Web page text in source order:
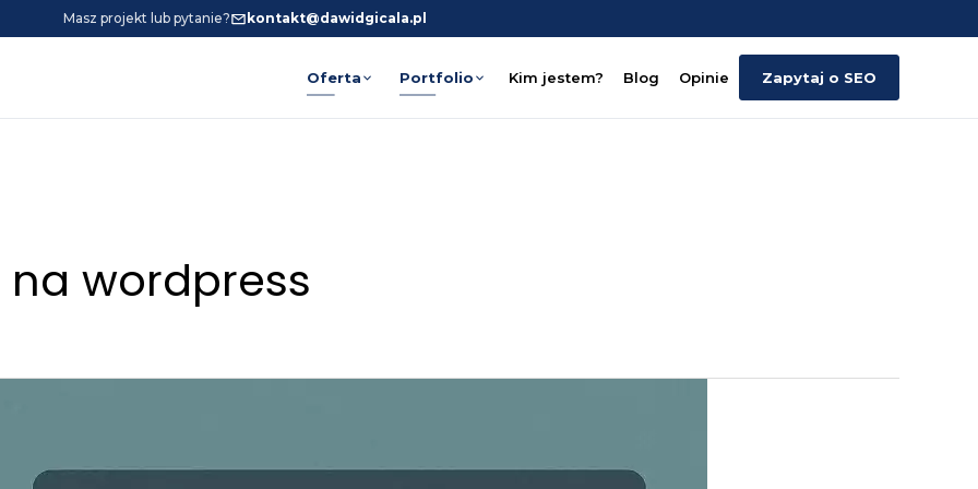
Masz projekt lub pytanie? kontakt@dawidgicala.pl
Oferta Portfolio Kim jestem? Blog Opinie Zapytaj o SEO
wordpress